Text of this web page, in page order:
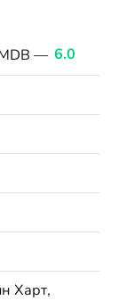
— 6.0
Харт,